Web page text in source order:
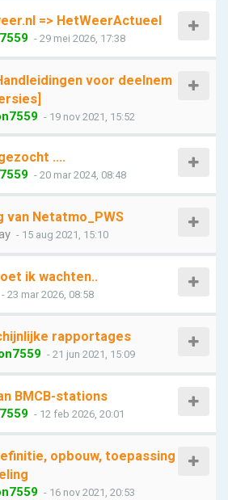
=> HetWeerActueel
- 29 mei 2026, 17:38
voor deelnem
- 19 nov 2021, 15:52
….
- 20 mar 2024, 08:48
van Netatmo_PWS
- 15 aug 2021, 15:10
ik wachten..
- 23 mar 2026, 08:58
rapportages
- 21 jun 2021, 15:09
BMCB-stations
- 12 feb 2026, 20:01
opbouw, toepassing
- 16 nov 2021, 20:53